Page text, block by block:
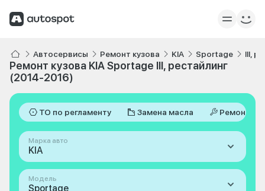
Автосервисы Ремонт кузова KIA Sportage III,
Ремонт кузова KIA Sportage III, рестайлинг
(2014-2016)
ТО по регламенту Замена масла Ремонт
Марка авто
KIA
Модель
Sportage